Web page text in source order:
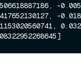
-
-